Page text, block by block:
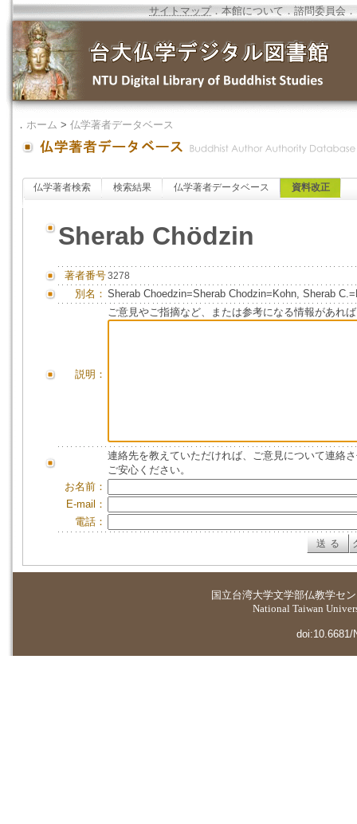
サイトマップ．本館について ．諮問委員会 ．
． ホーム > 仏学著者データベース
仏学著者検索 検索結果 仏学著者データベース 資料改正
Sherab Chödzin
著者番号3278
別名： Sherab Choedzin=Sherab Chodzin=Kohn, Sherab
説明：
ご意見やご指摘など、または参考になる情報があれ
連絡先を教えていただければ、ご意見について連絡
ご安心ください。
お名前：
E-mail：
電話：
国立台湾大学文学部仏教学セ
National Taiwan
doi:10.6681/